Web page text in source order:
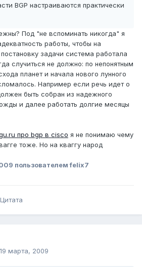
BGP настраиваются практически
Под "не вспоминать никогда" я
работы, чтобы на
задачи система работала
случиться не должно: по непонятным
планет и начала нового лунного
Например если речь идет о
быть собран из надежного
и далее работать долгие месяцы
про bgp в cisco я не понимаю чему
тоже. Но на кваггу народ
пользователем felix7
Цитата
19 марта, 2009